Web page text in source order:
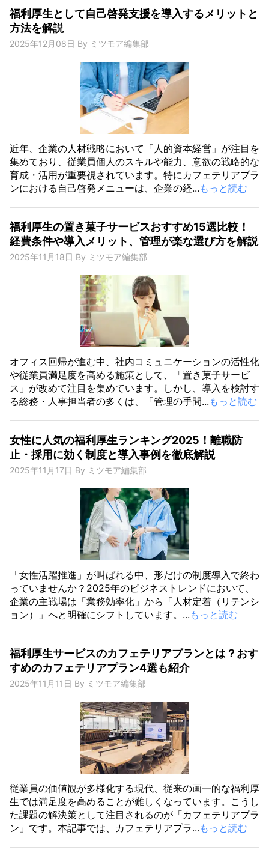
福利厚生として自己啓発支援を導入するメリットと
方法を解説
2025年12月08日 By ミツモア編集部
近年、企業の人材戦略において「人的資本経営」が注目を
集めており、従業員個人のスキルや能力、意欲の戦略的な
育成・活用が重要視されています。特にカフェテリアプラ
ンにおける自己啓発メニューは、企業の経... もっと読む
福利厚生の置き菓子サービスおすすめ15選比較！
経費条件や導入メリット、管理が楽な選び方を解説
2025年11月18日 By ミツモア編集部
オフィス回帰が進む中、社内コミュニケーションの活性化
や従業員満足度を高める施策として、「置き菓子サービ
ス」が改めて注目を集めています。しかし、導入を検討す
る総務・人事担当者の多くは、「管理の手間... もっと読む
女性に人気の福利厚生ランキング2025！離職防
止・採用に効く制度と導入事例を徹底解説
2025年11月17日 By ミツモア編集部
「女性活躍推進」が叫ばれる中、形だけの制度導入で終わ
っていませんか？2025年のビジネストレンドにおいて、
企業の主戦場は「業務効率化」から「人材定着（リテンシ
ョン）」へと明確にシフトしています。... もっと読む
福利厚生サービスのカフェテリアプランとは？おす
すめのカフェテリアプラン4選も紹介
2025年11月11日 By ミツモア編集部
従業員の価値観が多様化する現代、従来の画一的な福利厚
生では満足度を高めることが難しくなっています。こうし
た課題の解決策として注目されるのが「カフェテリアプラ
ン」です。本記事では、カフェテリアプラ... もっと読む